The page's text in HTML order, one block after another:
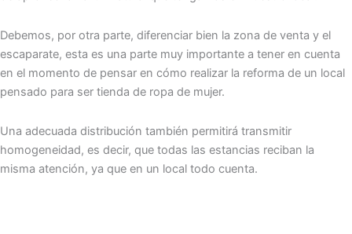
Debemos, por otra parte, diferenciar bien la zona de venta y el
escaparate, esta es una parte muy importante a tener en cuenta
en el momento de pensar en cómo realizar la reforma de un local
pensado para ser tienda de ropa de mujer.
Una adecuada distribución también permitirá transmitir
homogeneidad, es decir, que todas las estancias reciban la
misma atención, ya que en un local todo cuenta.